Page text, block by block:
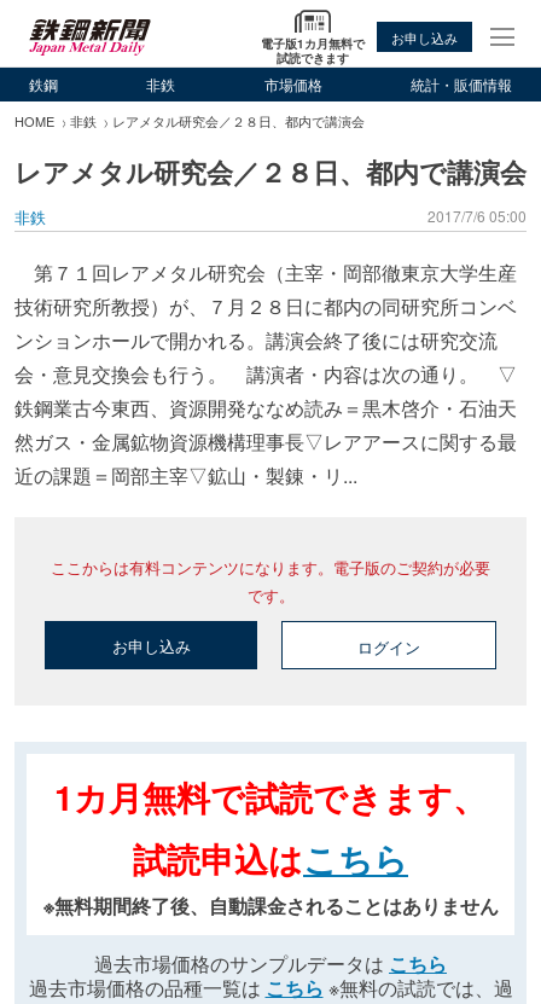
電子版1カ月無料で
試読できます
お申し込み
鉄鋼 非鉄 市場価格 統計・販価情報
HOME 非鉄 レアメタル研究会／２８日、都内で講演会
レアメタル研究会／２８日、都内で講演会
非鉄 2017/7/6 05:00
第７１回レアメタル研究会（主宰・岡部徹東京大学生産
技術研究所教授）が、７月２８日に都内の同研究所コンベ
ンションホールで開かれる。講演会終了後には研究交流
会・意見交換会も行う。 講演者・内容は次の通り。 ▽
鉄鋼業古今東西、資源開発ななめ読み＝黒木啓介・石油天
然ガス・金属鉱物資源機構理事長▽レアアースに関する最
近の課題＝岡部主宰▽鉱山・製錬・リ...
ここからは有料コンテンツになります。電子版のご契約が必要
です。
お申し込み ログイン
1カ月無料で試読できます、
試読申込はこちら
※無料期間終了後、自動課金されることはありません
過去市場価格のサンプルデータは こちら
過去市場価格の品種一覧は こちら ※無料の試読では、過